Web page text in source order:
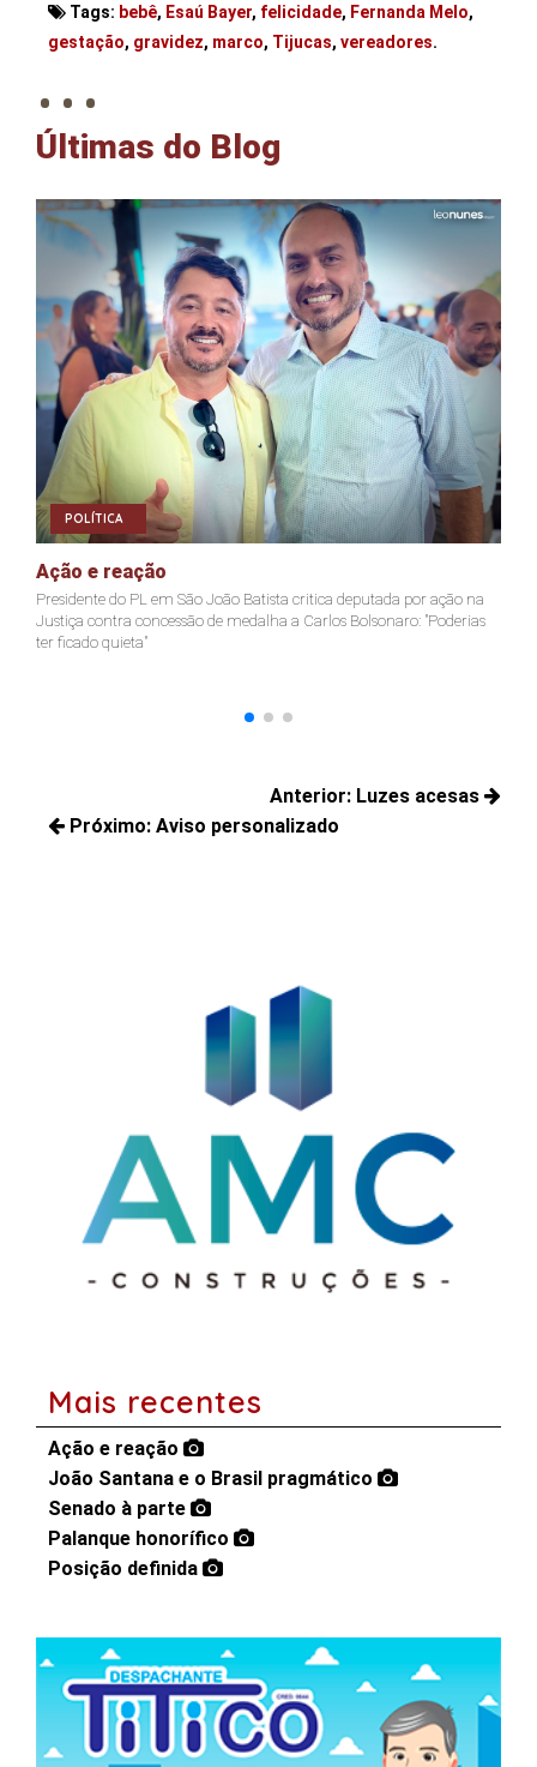
Tags: bebê, Esaú Bayer, felicidade, Fernanda Melo,
gestação, gravidez, marco, Tijucas, vereadores.
. . .
Últimas do Blog
POLÍTICA
Ação e reação
Presidente do PL em São João Batista critica deputada por ação na
Justiça contra concessão de medalha a Carlos Bolsonaro: "Poderias
ter ficado quieta"
de
Anterior: Luzes acesas
Próximo: Aviso personalizado
Mais recentes
Ação e reação
João Santana e o Brasil pragmático
Senado à parte
Palanque honorífico
Posição definida